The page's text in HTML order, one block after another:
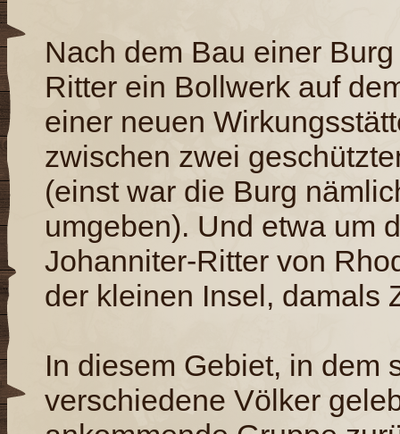
Nach dem Bau einer
Ritter ein Bollwerk auf
einer neuen
zwischen zwei
(einst war die Burg
umgeben). Und etwa um
Johanniter-Ritter von
der kleinen Insel, damals
In diesem Gebiet, in dem
verschiedene Völker